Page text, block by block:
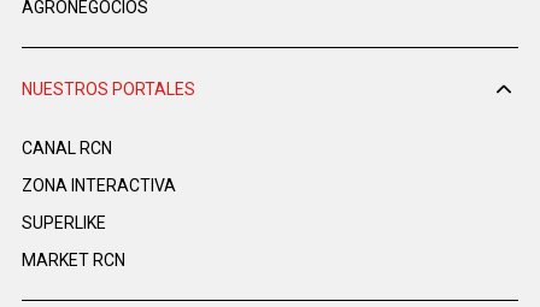
AGRONEGOCIOS
NUESTROS PORTALES
CANAL RCN
ZONA INTERACTIVA
SUPERLIKE
MARKET RCN